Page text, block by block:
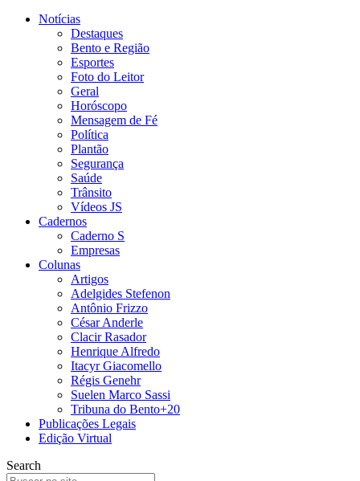
Notícias
Destaques
Bento e Região
Esportes
Foto do Leitor
Geral
Horóscopo
Mensagem de Fé
Política
Plantão
Segurança
Saúde
Trânsito
Vídeos JS
Cadernos
Caderno S
Empresas
Colunas
Artigos
Adelgides Stefenon
Antônio Frizzo
César Anderle
Clacir Rasador
Henrique Alfredo
Itacyr Giacomello
Régis Genehr
Suelen Marco Sassi
Tribuna do Bento+20
Publicações Legais
Edição Virtual
Search